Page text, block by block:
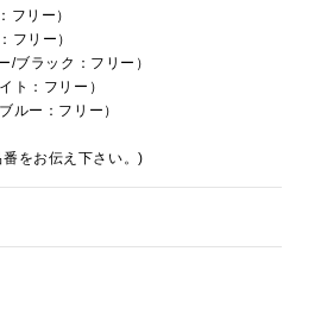
フリー）
フリー）
/ブラック：フリー）
ト：フリー）
ルー：フリー）
をお伝え下さい。)